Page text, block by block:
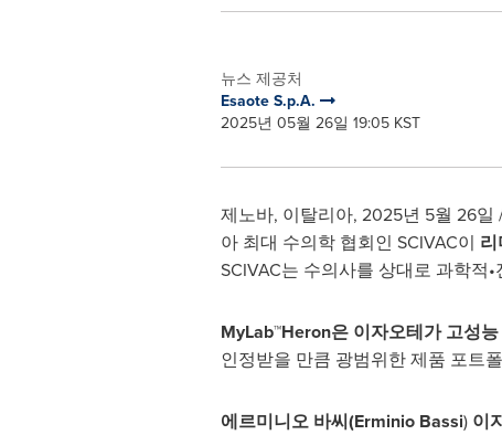
뉴스 제공처
Esaote S.p.A.
2025년 05월 26일 19:05 KST
제노바, 이탈리아, 2025년 5월 26일
아 최대 수의학 협회인 SCIVAC이
SCIVAC는 수의사를 상대로 과학적
MyLab™Heron은 이자오테가 고성
인정받을 만큼 광범위한 제품 포트
에르미니오 바씨(Erminio Bassi) 이